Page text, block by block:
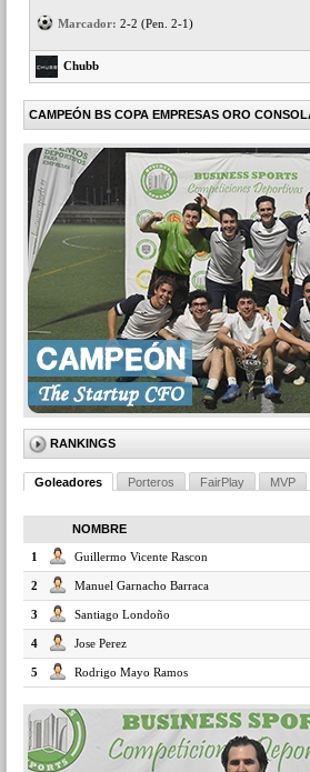
Marcador: 2-2 (Pen. 2-1)
Chubb
CAMPEÓN BS COPA EMPRESAS ORO
RANKINGS
Goleadores Porteros FairPlay MVP
NOMBRE
1 Guillermo Vicente Rascon
2 Manuel Garnacho Barraca
3 Santiago Londoño
4 Jose Perez
5 Rodrigo Mayo Ramos